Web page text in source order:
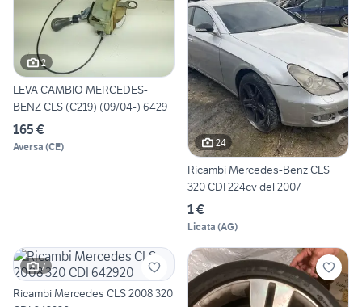
2
LEVA CAMBIO MERCEDES-
BENZ CLS (C219) (09/04-) 6429
165 €
Aversa (CE) 24
Ricambi Mercedes-Benz CLS
320 CDI 224cv del 2007
1 €
Licata (AG)
7
Ricambi Mercedes CLS 2008 320